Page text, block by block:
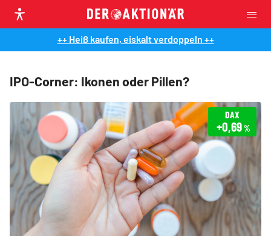
++ Heiß kaufen, eiskalt verdoppeln ++
IPO-Corner: Ikonen oder Pillen?
DAX
+0,69%